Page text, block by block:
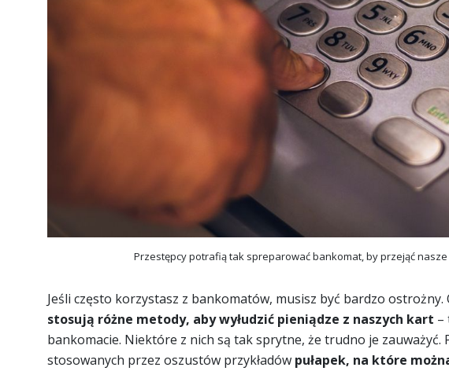
Przestępcy potrafią tak spreparować bankomat, by przejąć
Jeśli często korzystasz z bankomatów, musisz być bardzo ostrożny.
stosują różne metody, aby wyłudzić pieniądze z naszych kart –
bankomacie. Niektóre z nich są tak sprytne, że trudno je zauważyć.
stosowanych przez oszustów przykładów pułapek, na które